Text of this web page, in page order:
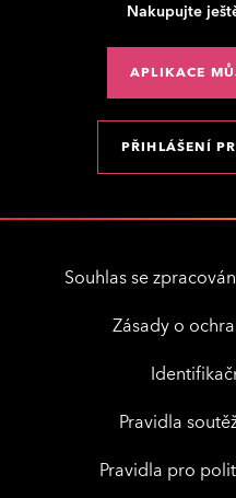
Nakupujte
APLIKACE
PŘIHLÁŠENÍ
Souhlas se
Zásady o
Pravidla
Pravidla pro